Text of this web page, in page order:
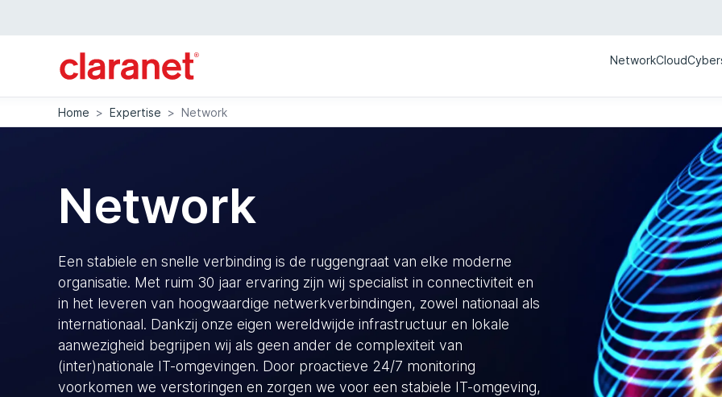
NetworkCloud
Home > Expertise > Network
Network
Een stabiele en snelle verbinding is de ruggengraat van elke moderne
organisatie. Met ruim 30 jaar ervaring zijn wij specialist in connectiviteit en
in het leveren van hoogwaardige netwerkverbindingen, zowel nationaal als
internationaal. Dankzij onze eigen wereldwijde infrastructuur en lokale
aanwezigheid begrijpen wij als geen ander de complexiteit van
(inter)nationale IT-omgevingen. Door proactieve 24/7 monitoring
voorkomen we verstoringen en zorgen we voor een stabiele IT-omgeving,